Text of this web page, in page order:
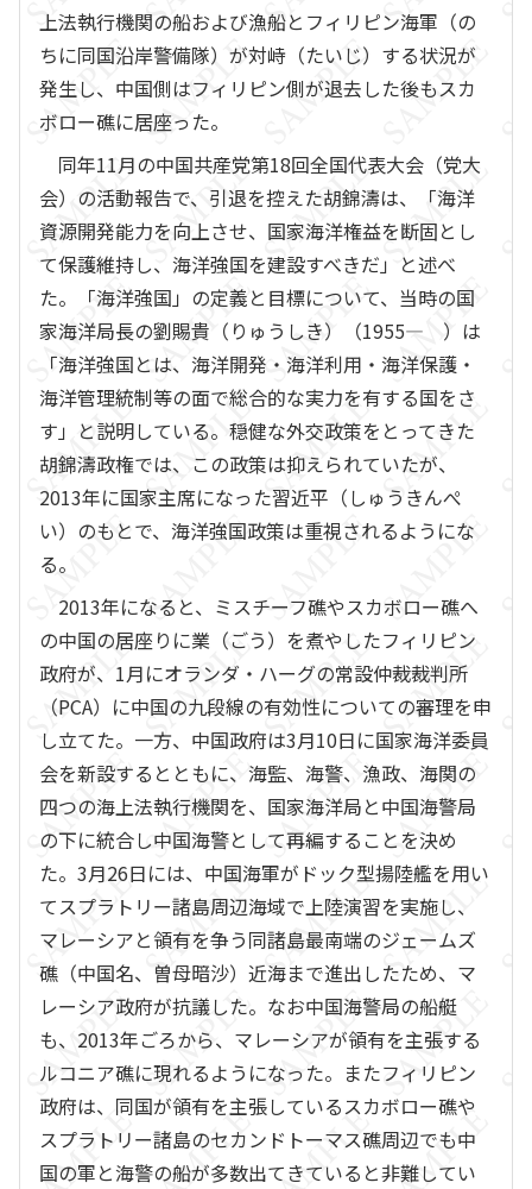
上法執行機関の船および漁船とフィリピン海軍（の
ちに同国沿岸警備隊）が対峙（たいじ）する状況が
発生し、中国側はフィリピン側が退去した後もスカ
ボロー礁に居座った。
同年11月の中国共産党第18回全国代表大会（党大
会）の活動報告で、引退を控えた胡錦濤は、「海洋
資源開発能力を向上させ、国家海洋権益を断固とし
て保護維持し、海洋強国を建設すべきだ」と述べ
た。「海洋強国」の定義と目標について、当時の国
家海洋局長の劉賜貴（りゅうしき）（1955― ）は
「海洋強国とは、海洋開発・海洋利用・海洋保護・
海洋管理統制等の面で総合的な実力を有する国をさ
す」と説明している。穏健な外交政策をとってきた
胡錦濤政権では、この政策は抑えられていたが、
2013年に国家主席になった習近平（しゅうきんぺ
い）のもとで、海洋強国政策は重視されるようにな
る。
2013年になると、ミスチーフ礁やスカボロー礁へ
の中国の居座りに業（ごう）を煮やしたフィリピン
政府が、1月にオランダ・ハーグの常設仲裁裁判所
（PCA）に中国の九段線の有効性についての審理を申
し立てた。一方、中国政府は3月10日に国家海洋委員
会を新設するとともに、海監、海警、漁政、海関の
四つの海上法執行機関を、国家海洋局と中国海警局
の下に統合し中国海警として再編することを決め
た。3月26日には、中国海軍がドック型揚陸艦を用い
てスプラトリー諸島周辺海域で上陸演習を実施し、
マレーシアと領有を争う同諸島最南端のジェームズ
礁（中国名、曽母暗沙）近海まで進出したため、マ
レーシア政府が抗議した。なお中国海警局の船艇
も、2013年ごろから、マレーシアが領有を主張する
ルコニア礁に現れるようになった。またフィリピン
政府は、同国が領有を主張しているスカボロー礁や
スプラトリー諸島のセカンドトーマス礁周辺でも中
国の軍と海警の船が多数出てきていると非難してい